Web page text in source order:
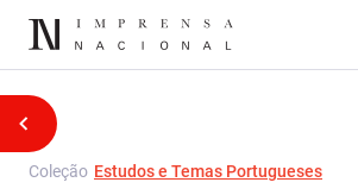
Coleção Estudos e Temas Portugueses